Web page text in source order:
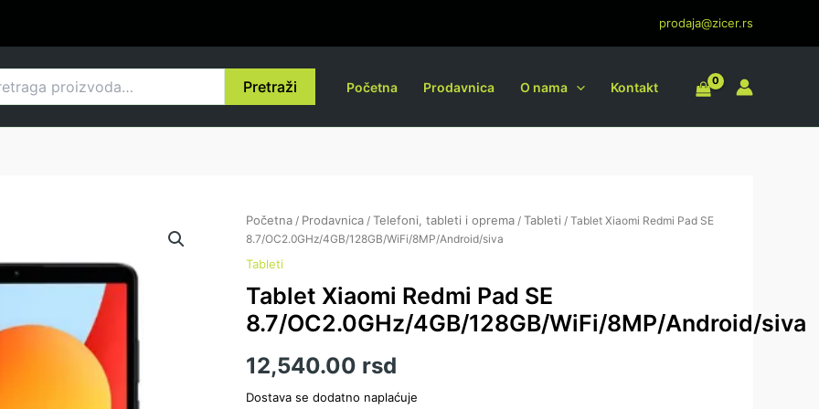
prodaja@zicer.rs
Pretraži Početna Prodavnica O nama Kontakt
Početna/ Prodavnica/ Telefoni, tableti i oprema/ Tableti / Tablet Xiaomi Redmi Pad SE
8.7/OC2.0GHz/4GB/128GB/WiFi/8MP/Android/siva
Tableti
Tablet Xiaomi Redmi Pad SE
8.7/OC2.0GHz/4GB/128GB/WiFi/8MP/Android/siva
12,540.00 rsd
Dostava se dodatno naplaćuje